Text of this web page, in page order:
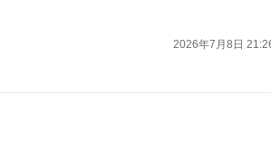
2026年7月8日